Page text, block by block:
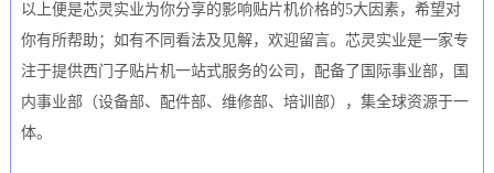
以上便是芯灵实业为你分享的影响贴片机价格的5大因素，希望对
你有所帮助；如有不同看法及见解，欢迎留言。芯灵实业是一家专
注于提供西门子贴片机一站式服务的公司，配备了国际事业部，国
内事业部（设备部、配件部、维修部、培训部），集全球资源于一
体。